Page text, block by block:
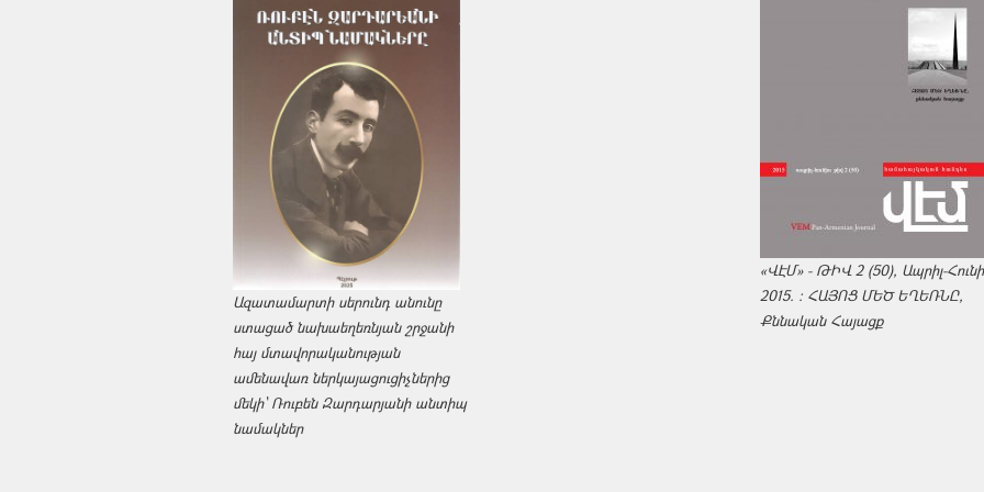
Ազատամարտի սերունդ անունը
ստացած նախաեղեռնյան շրջանի
հայ մտավորականության
ամենավառ ներկայացուցիչներից
մեկի՝ Ռուբեն Զարդարյանի անտիպ
նամակներ
«ՎԷՄ» - ԹԻՎ 2 (50), Ապրիլ-
2015. : ՀԱՅՈՑ ՄԵԾ ԵՂԵՌՆԸ,
Քննական Հայացք